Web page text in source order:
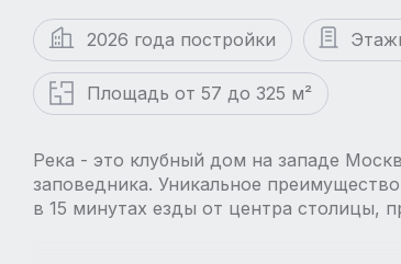
2026 года постройки
Площадь от 57 до 325 м²
Река - это клубный дом на западе
заповедника. Уникальное
в 15 минутах езды от центра столицы,